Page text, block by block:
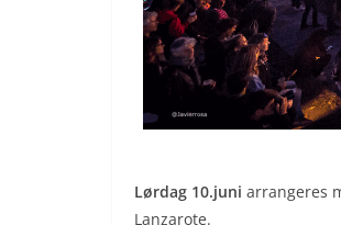
Lørdag 10.juni arrangeres
Lanzarote.